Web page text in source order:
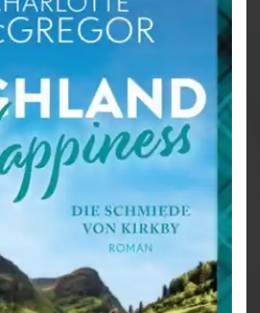
an dem es nur noch vorwärts
zurück gibt?
Bullerbü für Erwachsene! ♥♥♥
in sich abgeschlossen und
voneinander gelesen werden!
– Ein Bed & Breakfast für Kirkby
– Ein Pub für Kirkby
– Eine Destillerie für Kirkby